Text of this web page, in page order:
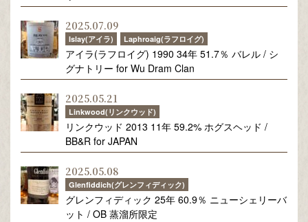
2025.07.09
Islay(アイラ) Laphroaig(ラフロイグ)
アイラ(ラフロイグ) 1990 34年 51.7％ バレル / シ
グナトリー for Wu Dram Clan
2025.05.21
Linkwood(リンクウッド)
リンクウッド 2013 11年 59.2% ホグスヘッド /
BB&R for JAPAN
2025.05.08
Glenfiddich(グレンフィディック)
グレンフィディック 25年 60.9％ ニューシェリーバ
ット / OB 蒸溜所限定